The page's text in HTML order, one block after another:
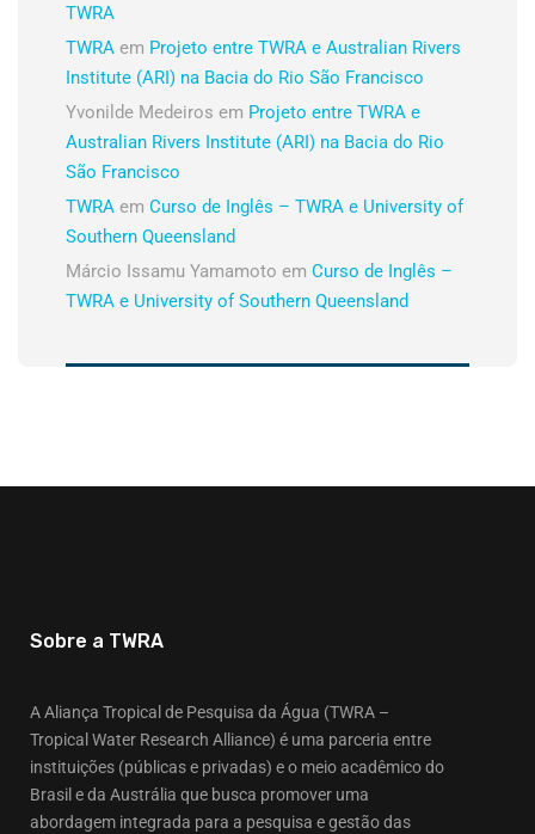
TWRA
TWRA em Projeto entre TWRA e Australian Rivers
Institute (ARI) na Bacia do Rio São Francisco
Yvonilde Medeiros em Projeto entre TWRA e
Australian Rivers Institute (ARI) na Bacia do Rio
São Francisco
TWRA em Curso de Inglês – TWRA e University of
Southern Queensland
Márcio Issamu Yamamoto em Curso de Inglês –
TWRA e University of Southern Queensland
Sobre a TWRA
A Aliança Tropical de Pesquisa da Água (TWRA –
Tropical Water Research Alliance) é uma parceria entre
instituições (públicas e privadas) e o meio acadêmico do
Brasil e da Austrália que busca promover uma
abordagem integrada para a pesquisa e gestão das